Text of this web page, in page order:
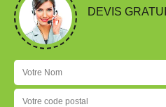
DEVIS